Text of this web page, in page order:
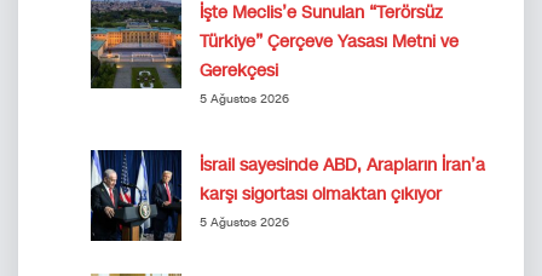
İşte Meclis’e Sunulan “Terörsüz
Türkiye” Çerçeve Yasası Metni ve
Gerekçesi
5 Ağustos 2026
İsrail sayesinde ABD, Arapların İran’a
karşı sigortası olmaktan çıkıyor
5 Ağustos 2026